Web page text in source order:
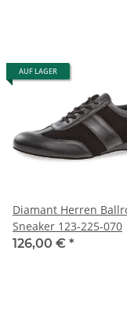
AUF LAGER
Diamant Herren
Sneaker 123-225-070
126,00 € *